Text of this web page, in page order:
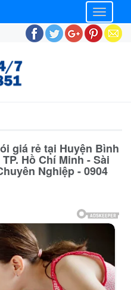
Toggle
giá rẻ tại Huyện Bình
Hồ Chí Minh - Sài
Nghiệp - 0904